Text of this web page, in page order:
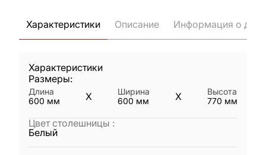
Характеристики Описание Информация о
Характеристики
Размеры:
Длина
600 мм X
Ширина
600 мм X
Высота
770 мм
Цвет столешницы :
Белый